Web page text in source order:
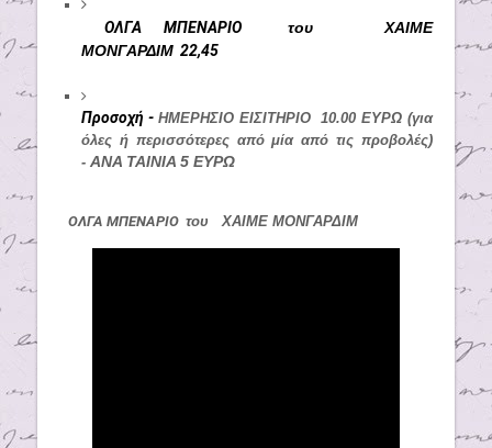
ΟΛΓΑ ΜΠΕΝΑΡΙΟ του
ΧΑΙΜΕ
ΜΟΝΓΑΡΔΙΜ 22,45
Προσοχή - ΗΜΕΡΗΣΙΟ ΕΙΣΙΤΗΡΙΟ10.00 ΕΥΡΩ (για
όλες ή περισσότερες από μία από τις προβολές)
- ΑΝΑ ΤΑΙΝΙΑ 5 ΕΥΡΩ
ΟΛΓΑ ΜΠΕΝΑΡΙΟ του ΧΑΙΜΕ ΜΟΝΓΑΡΔΙΜ